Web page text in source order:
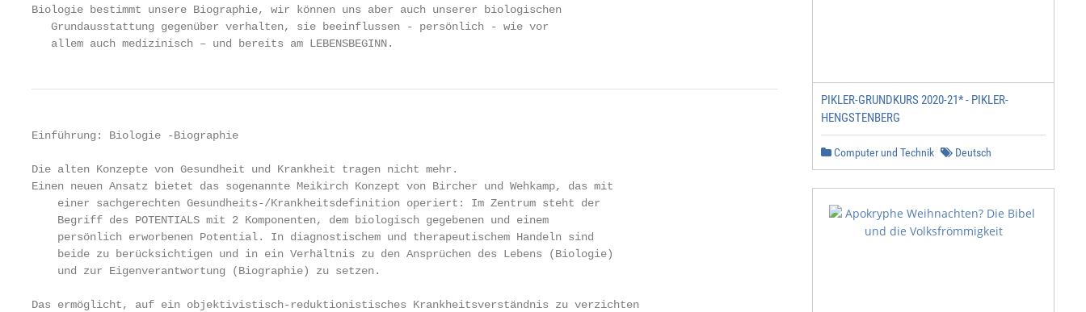
Biologie bestimmt unsere Biographie, wir können uns aber auch unserer biologischen
   Grundausstattung gegenüber verhalten, sie beeinflussen - persönlich - wie vor
   allem auch medizinisch – und bereits am LEBENSBEGINN.
Einführung: Biologie -Biographie
Die alten Konzepte von Gesundheit und Krankheit tragen nicht mehr.
Einen neuen Ansatz bietet das sogenannte Meikirch Konzept von Bircher und Wehkamp, das mit
    einer sachgerechten Gesundheits-/Krankheitsdefinition operiert: Im Zentrum steht der
    Begriff des POTENTIALS mit 2 Komponenten, dem biologisch gegebenen und einem
    persönlich erworbenen Potential. In diagnostischem und therapeutischem Handeln sind
    beide zu berücksichtigen und in ein Verhältnis zu den Ansprüchen des Lebens (Biologie)
    und zur Eigenverantwortung (Biographie) zu setzen.
Das ermöglicht, auf ein objektivistisch-reduktionistisches Krankheitsverständnis zu verzichten
PIKLER-GRUNDKURS 2020-21* - PIKLER-
HENGSTENBERG
Computer und Technik Deutsch